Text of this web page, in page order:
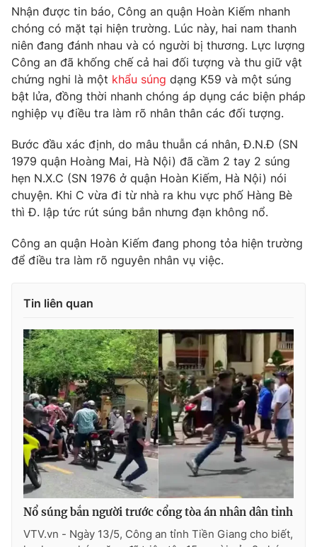
Giải sao mai
Sao
Làm đẹp
Chất lượng cuộc sống
Giáo dục
Tuyển sinh
Học trực tuyến
Công nghệ
Hitech Công nghệ tương lai
Sản phẩm
Thị trường
Tư vấn
Giao lưu trực tuyến
Chuyên mục khác
Emagazine Podcast
Photo Infographic
VTV Money VTV Thể thao
VTV Sức khoẻ Bất động sản
Thị trường 24h Tấm lòng Việt
VTV4 Vươn mình bằng AI
VTV9 VTV8
Liên hệ tòa soạn English
Nhận được tin báo, Công an quận Hoàn Kiếm nhanh
chóng có mặt tại hiện trường. Lúc này, hai nam thanh
niên đang đánh nhau và có người bị thương. Lực lượng
Công an đã khống chế cả hai đối tượng và thu giữ vật
chứng nghi là một khẩu súng dạng K59 và một súng
bật lửa, đồng thời nhanh chóng áp dụng các biện pháp
nghiệp vụ điều tra làm rõ nhân thân các đối tượng.
Bước đầu xác định, do mâu thuẫn cá nhân, Đ.N.Đ (SN
1979 quận Hoàng Mai, Hà Nội) đã cầm 2 tay 2 súng
hẹn N.X.C (SN 1976 ở quận Hoàn Kiếm, Hà Nội) nói
chuyện. Khi C vừa đi từ nhà ra khu vực phố Hàng Bè
thì Đ. lập tức rút súng bắn nhưng đạn không nổ.
Công an quận Hoàn Kiếm đang phong tỏa hiện trường
để điều tra làm rõ nguyên nhân vụ việc.
Tin liên quan
Nổ súng bắn người trước cổng tòa án nhân dân tỉnh
VTV.vn - Ngày 13/5, Công an tỉnh Tiền Giang cho biết,